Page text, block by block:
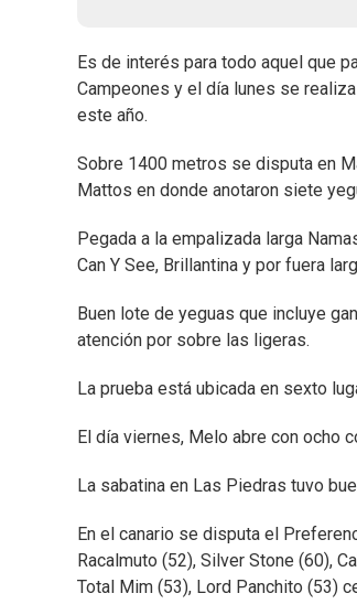
Es de interés para todo aquel que
Campeones y el día lunes se
este año.
Sobre 1400 metros se disputa en
Mattos en donde anotaron siete
Pegada a la empalizada larga
Can Y See, Brillantina y por fuera
Buen lote de yeguas que incluye
atención por sobre las ligeras.
La prueba está ubicada en sexto
El día viernes, Melo abre con ocho
La sabatina en Las Piedras tuvo
En el canario se disputa el
Racalmuto (52), Silver Stone (60),
Total Mim (53), Lord Panchito (53)